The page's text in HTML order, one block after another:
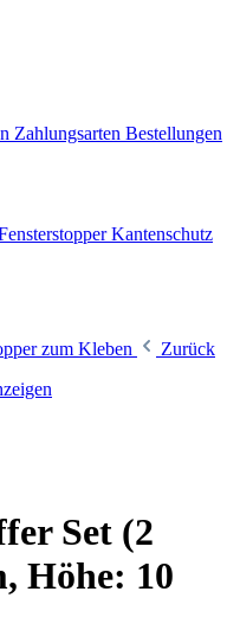
Zahlungsarten Bestellungen
Kantenschutz
zum Kleben
Zurück
Set (2
Höhe: 10